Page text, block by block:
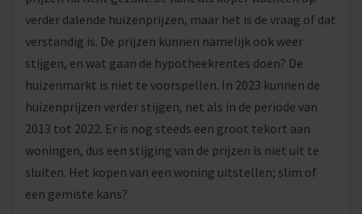
verder dalende huizenprijzen, maar het is de vraag of dat
verstandig is. De prijzen kunnen namelijk ook weer
stijgen, en wat gaan de hypotheekrentes doen? De
huizenmarkt is niet te voorspellen. In 2023 kunnen de
huizenprijzen verder stijgen, net als in de periode van
2013 tot 2022. Er is nog steeds een groot tekort aan
woningen, dus een stijging van de prijzen is niet uit te
sluiten. Het kopen van een woning uitstellen; slim of
een gemiste kans?